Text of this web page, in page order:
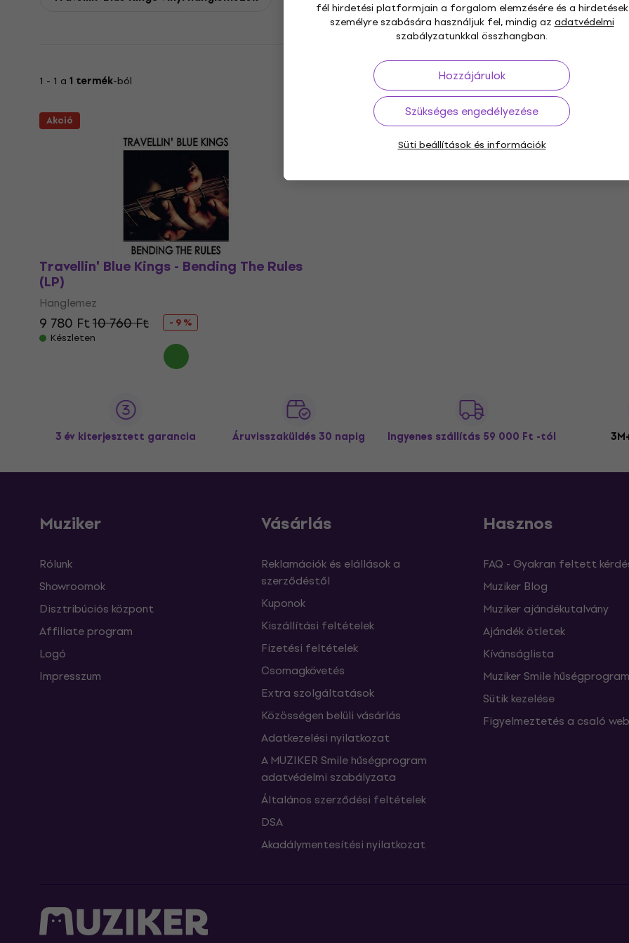
fél hirdetési platformjain a forgalom elemzésére és a hirdetések
személyre szabására használjuk fel, mindig azadatvédelmi
szabályzatunkkal összhangban.
Hozzájárulok
Szükséges engedélyezése
Süti beállítások és információk
1 - 1 a 1 termék-ból
Akció
Travellin' Blue Kings - Bending The Rules
(LP)
Hanglemez
9 780 Ft10 760 Ft
- 9 %
Készleten
3 év kiterjesztett garancia Áruvisszaküldés 30 napig Ingyenes szállítás 59 000 Ft -tól
Muziker
Rólunk
Showroomok
Disztribúciós központ
Affiliate program
Logó
Impresszum
Vásárlás
Reklamációk és elállások a
szerződéstől
Kuponok
Kiszállítási feltételek
Fizetési feltételek
Csomagkövetés
Extra szolgáltatások
Közösségen belüli vásárlás
Adatkezelési nyilatkozat
A MUZIKER Smile hűségprogram
adatvédelmi szabályzata
Általános szerződési feltételek
DSA
Akadálymentesítési nyilatkozat
Hasznos
FAQ - Gyakran feltett
Muziker Blog
Muziker ajándékutalvány
Ajándék ötletek
Kívánságlista
Muziker Smile hűségprogram
Sütik kezelése
Figyelmeztetés a csaló